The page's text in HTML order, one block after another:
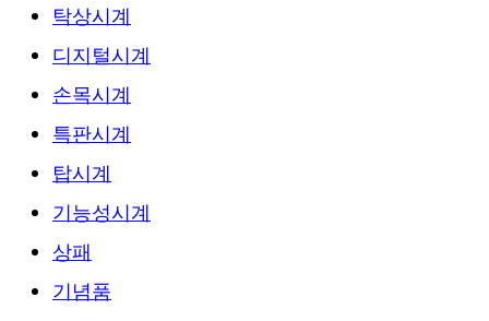
탁상시계
디지털시계
손목시계
특판시계
탑시계
기능성시계
상패
기념품